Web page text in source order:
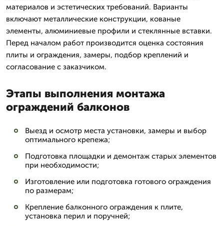
материалов и эстетических требований. Варианты
включают металлические конструкции, кованые
элементы, алюминиевые профили и стеклянные вставки.
Перед началом работ производится оценка состояния
плиты и ограждения, замеры, подбор креплений и
согласование с заказчиком.
Этапы выполнения монтажа
ограждений балконов
Выезд и осмотр места установки, замеры и выбор
оптимального крепежа;
Подготовка площадки и демонтаж старых элементов
при необходимости;
Изготовление или подготовка готового ограждения
по размерам;
Крепление балконного ограждения к плите,
установка перил и поручней;